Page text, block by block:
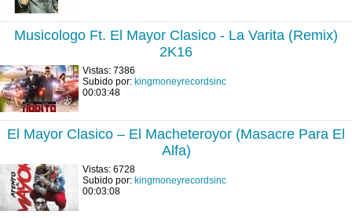
Musicologo Ft. El Mayor Clasico - La Varita (Remix)
2K16
Vistas: 7386
Subido por: kingmoneyrecordsinc
00:03:48
El Mayor Clasico – El Macheteroyor (Masacre Para El
Alfa)
Vistas: 6728
Subido por: kingmoneyrecordsinc
00:03:08